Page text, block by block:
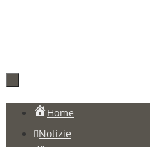
Salta
Home
Notizie